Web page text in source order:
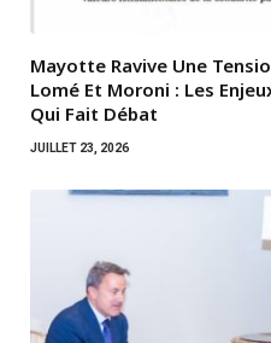
Mayotte Ravive Une
Lomé Et Moroni : Les
Qui Fait Débat
JUILLET 23, 2026